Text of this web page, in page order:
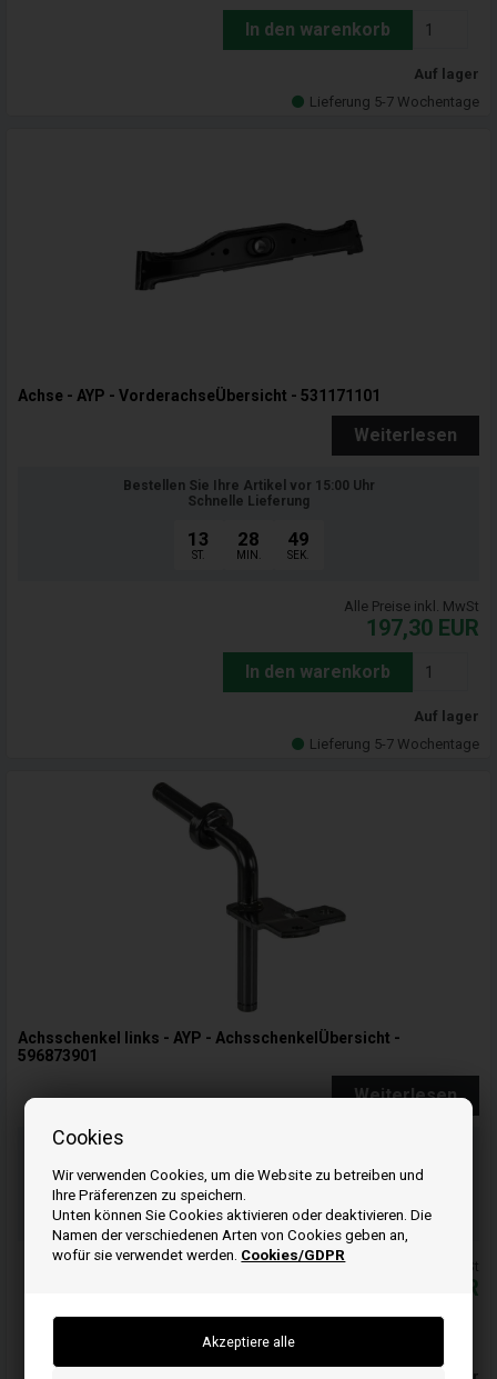
Cookies
Wir verwenden Cookies, um die Website zu betreiben und
Ihre Präferenzen zu speichern.
Unten können Sie Cookies aktivieren oder deaktivieren. Die
Namen der verschiedenen Arten von Cookies geben an,
wofür sie verwendet werden. Cookies/GDPR
In den warenkorb
Auf lager
Lieferung 5-7 Wochentage
Achse - AYP - VorderachseÜbersicht - 531171101
Weiterlesen
Bestellen Sie Ihre Artikel vor 15:00 Uhr
Schnelle Lieferung
13
ST.
28
MIN.
47
SEK.
Alle Preise inkl. MwSt
197,30 EUR
In den warenkorb
Auf lager
Lieferung 5-7 Wochentage
Achsschenkel links - AYP - AchsschenkelÜbersicht -
596873901
Weiterlesen
Bestellen Sie Ihre Artikel vor 15:00 Uhr
13
ST.
28
MIN. SEK.
Alle Preise inkl. MwSt
EUR
In den warenkorb